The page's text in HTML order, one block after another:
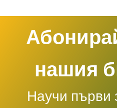
нашия
Научи първи